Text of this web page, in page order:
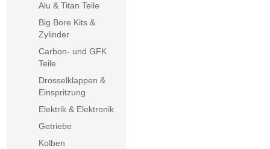
Alu & Titan Teile
Big Bore Kits &
Zylinder
Carbon- und GFK
Teile
Drosselklappen &
Einspritzung
Elektrik & Elektronik
Getriebe
Kolben